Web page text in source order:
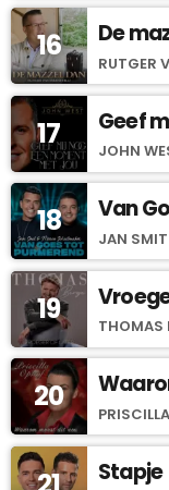
16 De
RUTGER
17
Geef
jou
JOHN
18 Van
JAN
19 THOMAS
20
Stapje